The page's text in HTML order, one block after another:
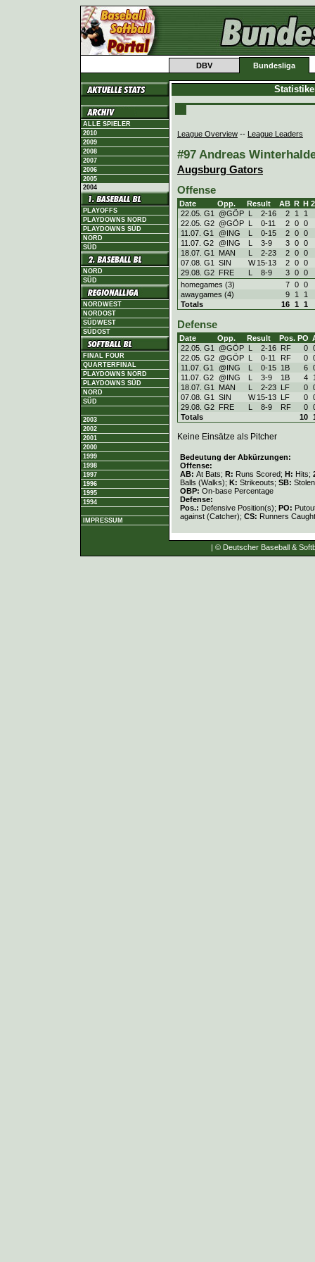
DBV Bundesliga
ALLE SPIELER
2010
2009
2008
2007
2006
2005
2004
PLAYOFFS
PLAYDOWNS NORD
PLAYDOWNS SÜD
NORD
SÜD
NORD
SÜD
NORDWEST
NORDOST
SÜDWEST
SÜDOST
FINAL FOUR
QUARTERFINAL
PLAYDOWNS NORD
PLAYDOWNS SÜD
NORD
SÜD
2003
2002
2001
2000
1999
1998
1997
1996
1995
1994
IMPRESSUM
League Overview -- League Leaders
#97 Andreas
Augsburg Gators
Offense
Date Opp. Result AB R H
22.05. G1
@GÖP L 2-16 2 1
1
22.05. G2 @GÖP L 0-11 2 0 0
11.07. G1
@ING L 0-15 2 0 0
11.07. G2 @ING L 3-9 3 0 0
18.07. G1
MAN L 2-23 2 0 0
07.08. G1
SIN W 15-13 2 0 0
29.08. G2 FRE L 8-9 3 0 0
homegames (3)
7 0 0
awaygames (4)
9 1
1
Totals
16 1 1
Defense
Date Opp. Result Pos. PO
22.05. G1
@GÖP L 2-16 RF 0
22.05. G2 @GÖP L 0-11 RF 0
11.07. G1
@ING L 0-15 1B 6
11.07. G2 @ING L 3-9 1B 4
18.07. G1
MAN L 2-23 LF 0
07.08. G1
SIN W 15-13 LF 0
29.08. G2 FRE L 8-9 RF 0
Totals
10
Keine Einsätze als Pitcher
Bedeutung der Abkürzungen:
Offense:
AB: At Bats; R: Runs Scored; H: Hits;
Balls (Walks); K: Strikeouts; SB:
OBP: On-base Percentage
Defense:
Pos.: Defensive Position(s); PO:
against (Catcher); CS: Runners
| © Deutscher Baseball &